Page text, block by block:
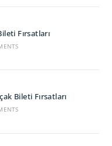
Fırsatları
Bileti Fırsatları